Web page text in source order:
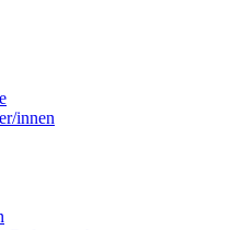
innen